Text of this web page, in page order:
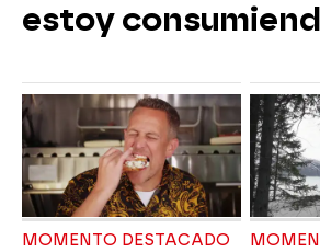
estoy
MOMENTO DESTACADO